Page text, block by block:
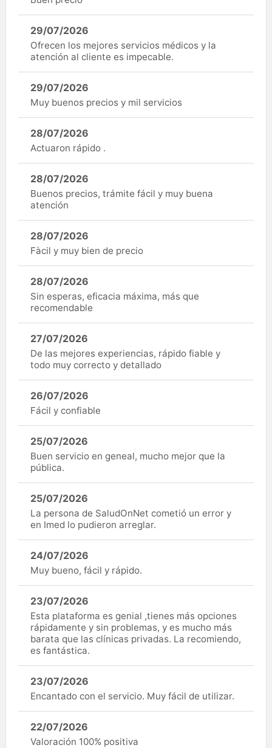
29/07/2026
Ofrecen los mejores servicios médicos y la
atención al cliente es impecable.
29/07/2026
Muy buenos precios y mil servicios
28/07/2026
Actuaron rápido .
28/07/2026
Buenos precios, trámite fácil y muy buena
atención
28/07/2026
Fàcil y muy bien de precio
28/07/2026
Sin esperas, eficacia máxima, más que
recomendable
27/07/2026
De las mejores experiencias, rápido fiable y
todo muy correcto y detallado
26/07/2026
Fácil y confiable
25/07/2026
Buen servicio en geneal, mucho mejor que la
pública.
25/07/2026
La persona de SaludOnNet cometió un error y
en Imed lo pudieron arreglar.
24/07/2026
Muy bueno, fácil y rápido.
23/07/2026
Esta plataforma es genial ,tienes más opciones
rápidamente y sin problemas, y es mucho más
barata que las clínicas privadas. La recomiendo,
es fantástica.
23/07/2026
Encantado con el servicio. Muy fácil de utilizar.
22/07/2026
Valoración 100% positiva